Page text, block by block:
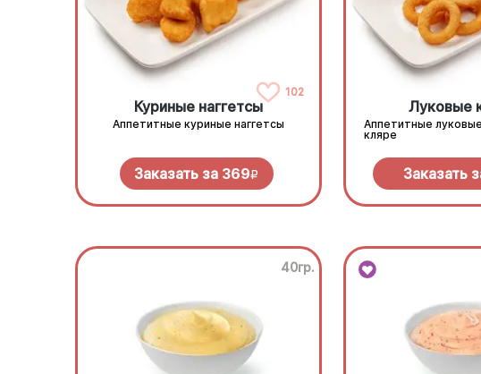
102
Куриные наггетсы
Аппетитные куриные наггетсы
Заказать за 369R
Луковые
Аппетитные
кляре
Заказать
40гр.